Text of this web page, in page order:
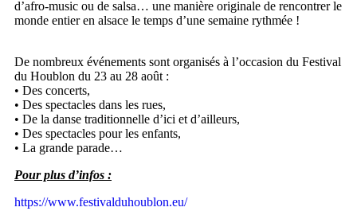
d’afro-music ou de salsa… une manière originale de rencontrer le
monde entier en alsace le temps d’une semaine rythmée !
De nombreux événements sont organisés à l’occasion du Festival
du Houblon du 23 au 28 août :
• Des concerts,
• Des spectacles dans les rues,
• De la danse traditionnelle d’ici et d’ailleurs,
• Des spectacles pour les enfants,
• La grande parade…
Pour plus d’infos :
https://www.festivalduhoublon.eu/